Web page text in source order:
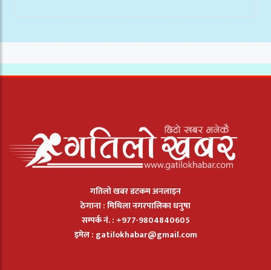
गतिलो खबर डटकम अनलाइन
ठेगाना : मिथिला नगरपालिका धनुषा
सम्पर्क नं. : +977-9804840605
इमेल : gatilokhabar@gmail.com